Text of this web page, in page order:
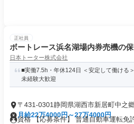
正社員
ボートレース浜名湖場内券売機の
日本トーター株式会社
■実働7.5h・年休124日 ＜安定して働ける
未経験大歓迎
〒431-0301静岡県湖西市新居町中之
月給22万4000円～27万4000円
資格 【応募条件】 普通自動車運転免